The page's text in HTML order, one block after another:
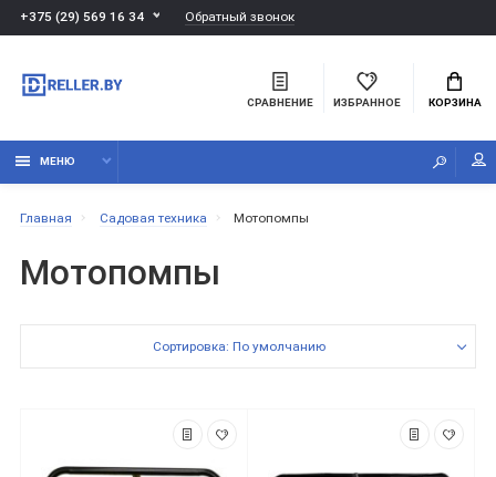
+375 (29) 569 16 34 Обратный звонок
СРАВНЕНИЕ ИЗБРАННОЕ КОРЗИНА
МЕНЮ
Главная Садовая техника Мотопомпы
Мотопомпы
Сортировка: По умолчанию